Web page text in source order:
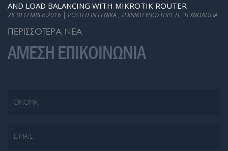
AND LOAD BALANCING WITH MIKROTIK ROUTER
28 DECEMBER 2016 | POSTED IN ΓΕΝΙΚΆ , ΤΕΧΝΙΚΉ ΥΠΟΣΤΉΡΙΞΗ , ΤΕΧΝΟΛΟΓΊΑ
ΠΕΡΙΣΣΟΤΕΡΑ ΝΕΑ
ΑΜΕΣΗ ΕΠΙΚΟΙΝΩΝΙΑ